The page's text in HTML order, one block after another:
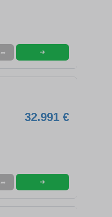
➦ ➜
32.991 €
➦ ➜